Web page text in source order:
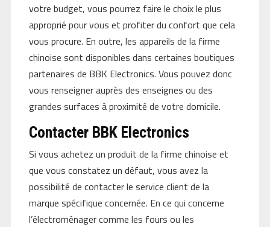
votre budget, vous pourrez faire le choix le plus
approprié pour vous et profiter du confort que cela
vous procure. En outre, les appareils de la firme
chinoise sont disponibles dans certaines boutiques
partenaires de BBK Electronics. Vous pouvez donc
vous renseigner auprès des enseignes ou des
grandes surfaces à proximité de votre domicile.
Contacter BBK Electronics
Si vous achetez un produit de la firme chinoise et
que vous constatez un défaut, vous avez la
possibilité de contacter le service client de la
marque spécifique concernée. En ce qui concerne
l’électroménager comme les fours ou les